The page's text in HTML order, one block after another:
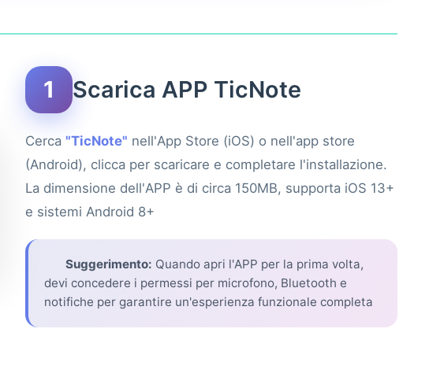
1 Scarica APP TicNote
Cerca "TicNote" nell'App Store (iOS) o nell'app store
(Android), clicca per scaricare e completare l'installazione.
La dimensione dell'APP è di circa 150MB, supporta iOS 13+
e sistemi Android 8+
Suggerimento: Quando apri l'APP per la prima volta,
devi concedere i permessi per microfono, Bluetooth e
notifiche per garantire un'esperienza funzionale completa